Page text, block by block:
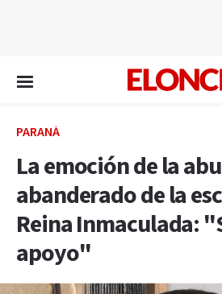
PARANÁ
La emoción de la
abanderado de la
Reina Inmaculada:
apoyo"